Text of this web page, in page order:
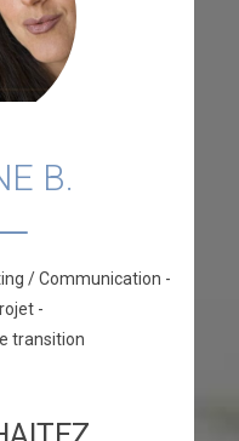
B.
/ Communication -
-
transition